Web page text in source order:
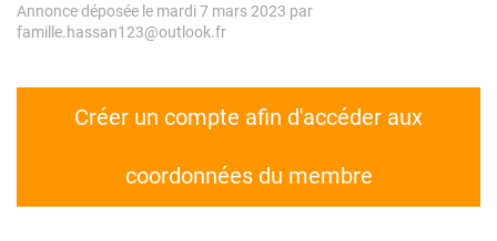
Annonce déposée le mardi 7 mars 2023 par
famille.hassan123@outlook.fr
Créer un compte afin d'accéder aux
coordonnées du membre